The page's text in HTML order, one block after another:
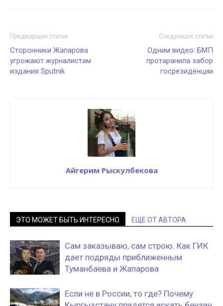
Предыдущая статья
Сторонники Жапарова
угрожают журналистам
издания Sputnik
Следующая статья
Одним видео: БМП
протаранила забор
госрезиденции
Айгерим Рыскулбекова
ЭТО МОЖЕТ БЫТЬ ИНТЕРЕСНО ЕЩЕ ОТ АВТОРА
Сам заказываю, сам строю. Как ГИК
дает подряды приближенным
Туманбаева и Жапарова
Если не в России, то где? Почему